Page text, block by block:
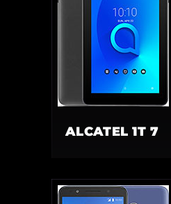
ALCATEL 1T 7